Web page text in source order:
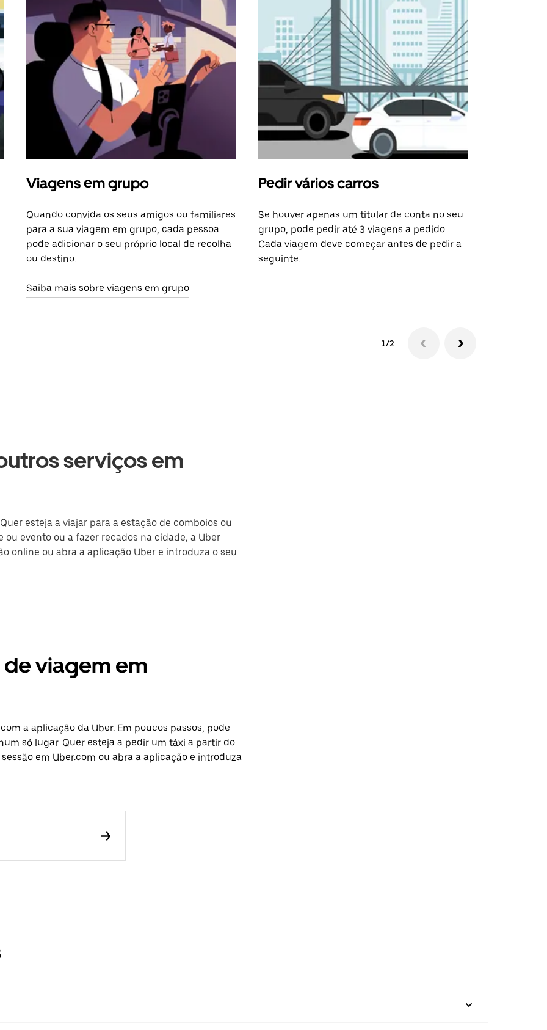
Viagens em grupo
Quando convida os seus amigos ou familiares
para a sua viagem em grupo, cada pessoa
pode adicionar o seu próprio local de recolha
ou destino.
Saiba mais sobre viagens em grupo
Pedir vários carros
Se houver apenas um titular de conta no seu
grupo, pode pedir até 3 viagens a pedido.
Cada viagem deve começar antes de pedir a
seguinte.
1/2
serviços em
esteja a viajar para a estação de comboios ou
evento ou a fazer recados na cidade, a Uber
online ou abra a aplicação Uber e introduza o seu
viagem em
a aplicação da Uber. Em poucos passos, pode
só lugar. Quer esteja a pedir um táxi a partir do
em Uber.com ou abra a aplicação e introduza